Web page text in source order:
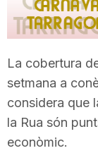
T
a
r
r
La cobertura
setmana a
considera que
la Rua són
econòmic.